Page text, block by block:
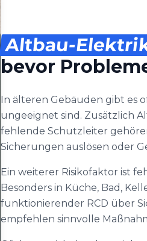
Altbau-
bevor
In älteren Gebäuden gibt es
ungeeignet sind. Zusätzlich
fehlende Schutzleiter
Sicherungen auslösen oder
Ein weiterer Risikofaktor ist
Besonders in Küche, Bad,
funktionierender RCD über
empfehlen sinnvolle